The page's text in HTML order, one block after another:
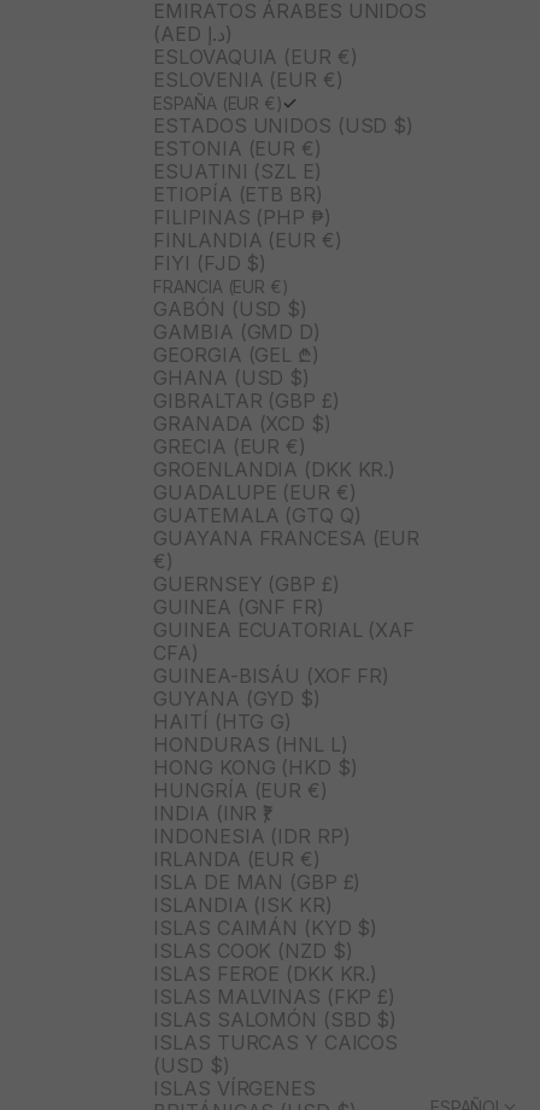
EMIRATOS ÁRABES UNIDOS
(AED د.إ)
ESLOVAQUIA (EUR €)
ESLOVENIA (EUR €)
ESPAÑA (EUR €)
ESTADOS UNIDOS (USD $)
ESTONIA (EUR €)
ESUATINI (SZL E)
ETIOPÍA (ETB BR)
FILIPINAS (PHP ₱)
FINLANDIA (EUR €)
FIYI (FJD $)
FRANCIA (EUR €)
GABÓN (USD $)
GAMBIA (GMD D)
GEORGIA (GEL ₾)
GHANA (USD $)
GIBRALTAR (GBP £)
GRANADA (XCD $)
GRECIA (EUR €)
GROENLANDIA (DKK KR.)
GUADALUPE (EUR €)
GUATEMALA (GTQ Q)
GUAYANA FRANCESA (EUR
€)
GUERNSEY (GBP £)
GUINEA (GNF FR)
GUINEA ECUATORIAL (XAF
CFA)
GUINEA-BISÁU (XOF FR)
GUYANA (GYD $)
HAITÍ (HTG G)
HONDURAS (HNL L)
HONG KONG (HKD $)
HUNGRÍA (EUR €)
INDIA (INR ₹)
INDONESIA (IDR RP)
IRLANDA (EUR €)
ISLA DE MAN (GBP £)
ISLANDIA (ISK KR)
ISLAS CAIMÁN (KYD $)
ISLAS COOK (NZD $)
ISLAS FEROE (DKK KR.)
ISLAS MALVINAS (FKP £)
ISLAS SALOMÓN (SBD $)
ISLAS TURCAS Y CAICOS
(USD $)
ISLAS VÍRGENES